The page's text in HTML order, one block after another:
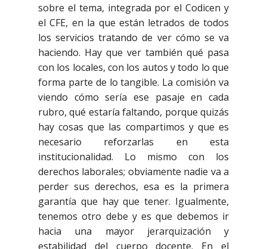
sobre el tema, integrada por el Codicen y
el CFE, en la que están letrados de todos
los servicios tratando de ver cómo se va
haciendo. Hay que ver también qué pasa
con los locales, con los autos y todo lo que
forma parte de lo tangible. La comisión va
viendo cómo sería ese pasaje en cada
rubro, qué estaría faltando, porque quizás
hay cosas que las compartimos y que es
necesario reforzarlas en esta
institucionalidad. Lo mismo con los
derechos laborales; obviamente nadie va a
perder sus derechos, esa es la primera
garantía que hay que tener. Igualmente,
tenemos otro debe y es que debemos ir
hacia una mayor jerarquización y
estabilidad del cuerpo docente. En el